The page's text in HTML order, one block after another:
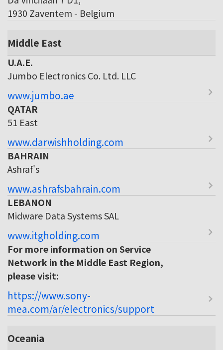
1930 Zaventem - Belgium
Middle East
U.A.E.
Jumbo Electronics Co. Ltd. LLC
www.jumbo.ae
QATAR
51 East
www.darwishholding.com
BAHRAIN
Ashraf's
www.ashrafsbahrain.com
LEBANON
Midware Data Systems SAL
www.itgholding.com
For more information on Service
Network in the Middle East Region,
please visit:
https://www.sony-
mea.com/ar/electronics/support
Oceania